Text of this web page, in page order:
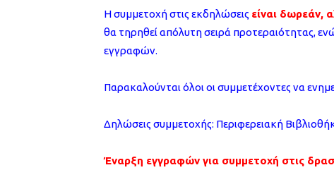
Η συμμετοχή στις εκδηλώσεις είναι δωρεάν,
θα τηρηθεί απόλυτη σειρά προτεραιότητας,
εγγραφών.
Παρακαλούνται όλοι οι συμμετέχοντες να
Δηλώσεις συμμετοχής: Περιφερειακή
Έναρξη εγγραφών για συμμετοχή στις